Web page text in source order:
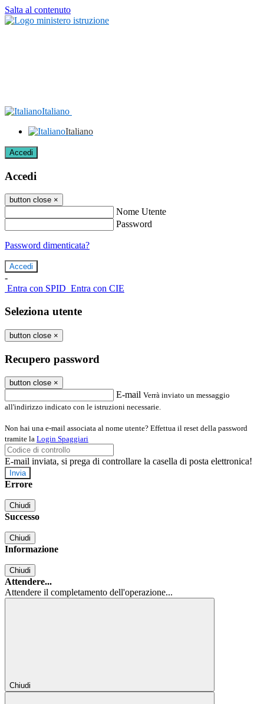
Salta al contenuto
Italiano
Italiano
Accedi
Accedi
button close ×
Nome Utente
Password
Password dimenticata?
-
Entra con SPID Entra con CIE
Seleziona utente
button close ×
Recupero password
button close ×
E-mail Verrà inviato un messaggio
all'indirizzo indicato con le istruzioni necessarie.
Non hai una e-mail associata al nome utente? Effettua il reset della password
tramite la Login Spaggiari
E-mail inviata, si prega di controllare la casella di posta elettronica!
Errore
Chiudi
Successo
Chiudi
Informazione
Chiudi
Attendere...
Attendere il completamento dell'operazione...
Chiudi